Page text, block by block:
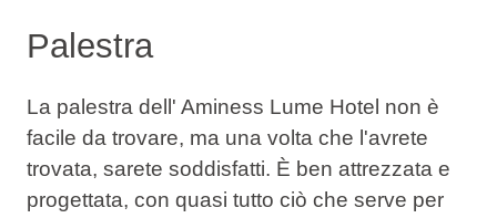
Palestra
La palestra dell' Aminess Lume Hotel non è
facile da trovare, ma una volta che l'avrete
trovata, sarete soddisfatti. È ben attrezzata e
progettata, con quasi tutto ciò che serve per